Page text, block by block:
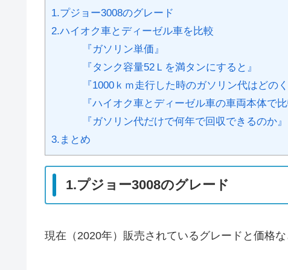
1.プジョー3008のグレード
2.ハイオク車とディーゼル車を比較
『ガソリン単価』
『タンク容量52Ｌを満タンにすると』
『1000ｋｍ走行した時のガソリン代はどのく
『ハイオク車とディーゼル車の車両本体で比
『ガソリン代だけで何年で回収できるのか』
3.まとめ
1.プジョー3008のグレード
現在（2020年）販売されているグレードと価格